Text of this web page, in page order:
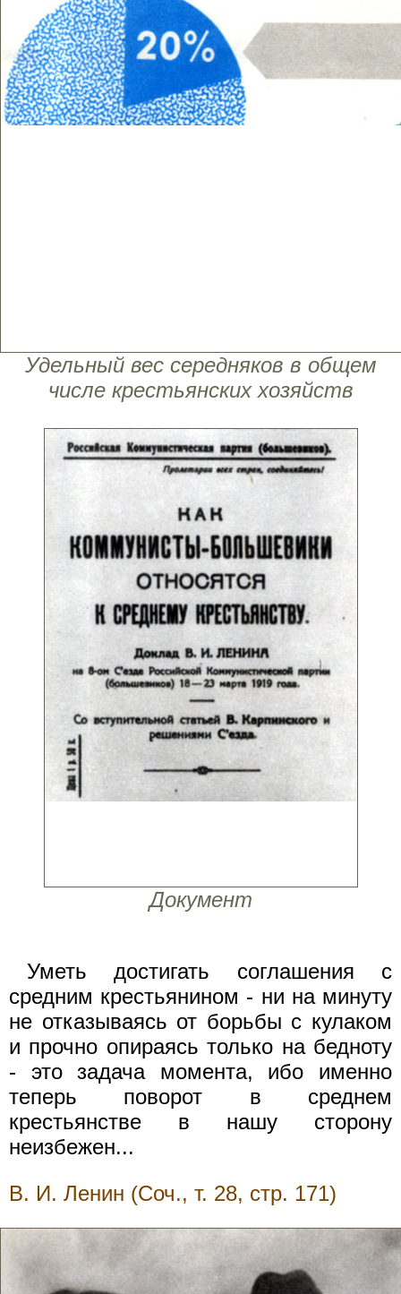
Удельный вес середняков в общем
числе крестьянских хозяйств
Документ
Уметь достигать соглашения с
средним крестьянином - ни на минуту
не отказываясь от борьбы с кулаком
и прочно опираясь только на бедноту
- это задача момента, ибо именно
теперь поворот в среднем
крестьянстве в нашу сторону
неизбежен...
В. И. Ленин (Соч., т. 28, стр. 171)